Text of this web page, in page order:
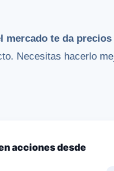
mercado te da
Necesitas hacerlo
acciones desde